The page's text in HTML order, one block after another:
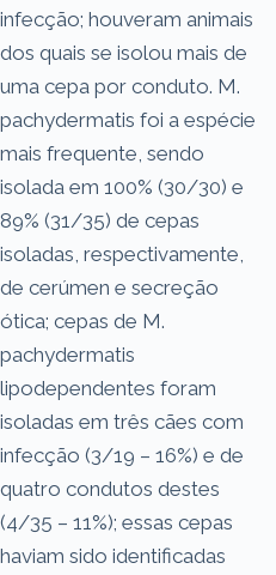
infecção; houveram animais
dos quais se isolou mais de
uma cepa por conduto. M.
pachydermatis foi a espécie
mais frequente, sendo
isolada em 100% (30/30) e
89% (31/35) de cepas
isoladas, respectivamente,
de cerúmen e secreção
ótica; cepas de M.
pachydermatis
lipodependentes foram
isoladas em três cães com
infecção (3/19 – 16%) e de
quatro condutos destes
(4/35 – 11%); essas cepas
haviam sido identificadas